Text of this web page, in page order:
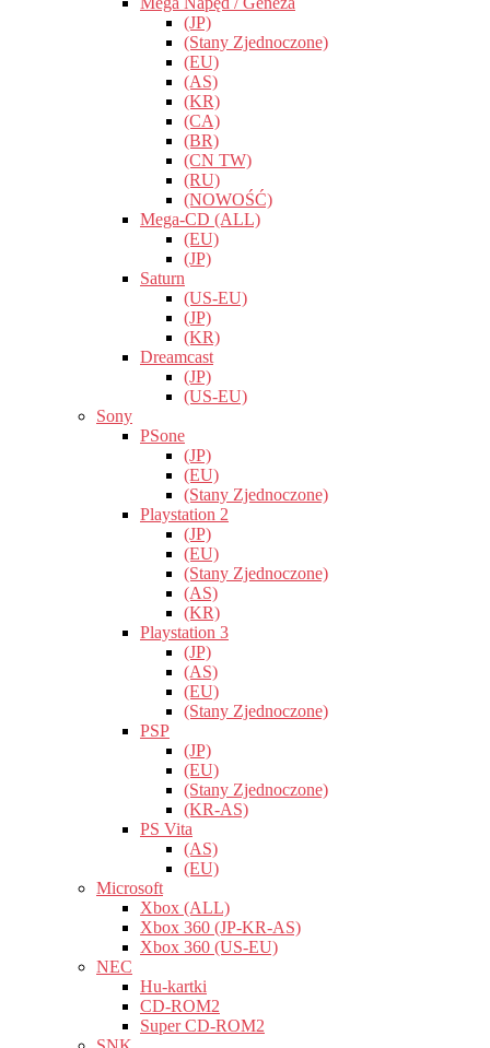
(JP)
(Stany Zjednoczone)
(EU)
(AS)
(KR)
(CA)
(BR)
(CN TW)
(RU)
(NOWOŚĆ)
Mega-CD (ALL)
(EU)
(JP)
Saturn
(US-EU)
(JP)
(KR)
Dreamcast
(JP)
(US-EU)
Sony
PSone
(JP)
(EU)
(Stany Zjednoczone)
Playstation 2
(JP)
(EU)
(Stany Zjednoczone)
(AS)
(KR)
Playstation 3
(JP)
(AS)
(EU)
(Stany Zjednoczone)
PSP
(JP)
(EU)
(Stany Zjednoczone)
(KR-AS)
PS Vita
(AS)
(EU)
Microsoft
Xbox (ALL)
Xbox 360 (JP-KR-AS)
Xbox 360 (US-EU)
NEC
Hu-kartki
CD-ROM2
Super CD-ROM2